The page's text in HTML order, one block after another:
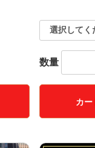
数量
カー